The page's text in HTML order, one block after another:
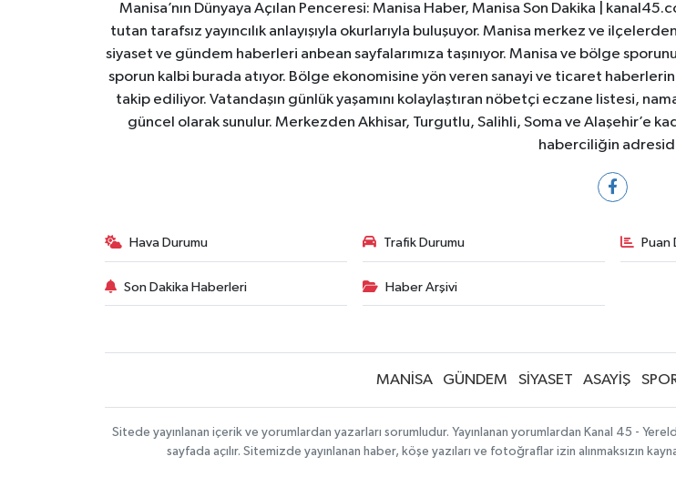
Manisa’nın Dünyaya Açılan Penceresi: Manisa Haber, Manisa Son Dakika |
tutan tarafsız yayıncılık anlayışıyla okurlarıyla buluşuyor. Manisa merkez ve
siyaset ve gündem haberleri anbean sayfalarımıza taşınıyor. Manisa ve bölge
sporun kalbi burada atıyor. Bölge ekonomisine yön veren sanayi ve ticaret
takip ediliyor. Vatandaşın günlük yaşamını kolaylaştıran nöbetçi eczane listesi,
güncel olarak sunulur. Merkezden Akhisar, Turgutlu, Salihli, Soma ve Alaşehir’e
haberciliğin
Hava Durumu Trafik Durumu Puan
Son Dakika Haberleri Haber Arşivi
MANİSA GÜNDEM SİYASET ASAYİŞ
Sitede yayınlanan içerik ve yorumlardan yazarları sorumludur. Yayınlanan yorumlardan Kanal 45 -
sayfada açılır. Sitemizde yayınlanan haber, köşe yazıları ve fotoğraflar izin alınmaksızın